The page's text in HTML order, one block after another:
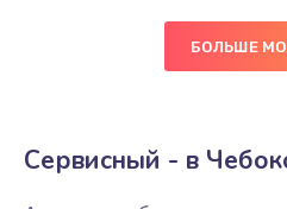
БОЛЬШЕ
Сервисный - в